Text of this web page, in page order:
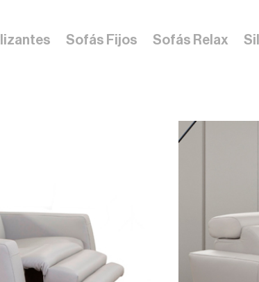
Sofás Fijos Sofás Relax